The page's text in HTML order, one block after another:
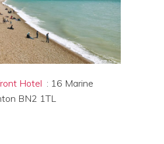
Hotel : 16 Marine
BN2 1TL